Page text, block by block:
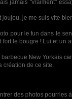
jamais "vraiment"
je me suis vite
pour le fun dans le
le bougre ! Lui et
New Yorkais
création de ce site.
des photos pourries